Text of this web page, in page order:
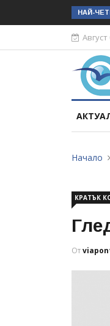
НАЙ-
Август
Начало
КРАТЪК
От